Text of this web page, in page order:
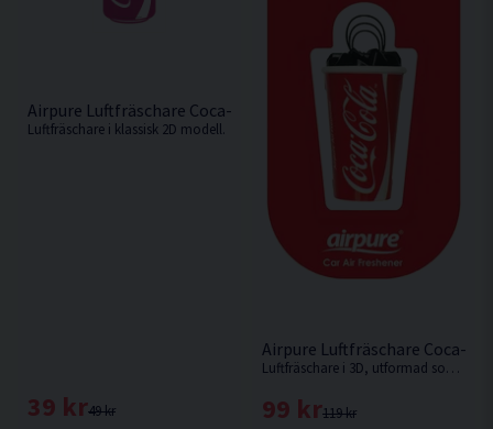
Airpure Luftfräschare Coca-Cola Cherry 2D
Luftfräschare i klassisk 2D modell.
49 kr
39 kr
Airpure Luftfräschare Coca-
Luftfräschare i 3D, utformad som en dryckesbägare med is.
119 kr
99 kr